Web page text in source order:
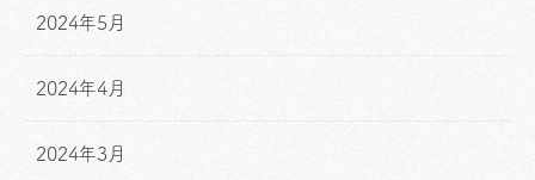
2024年5月
2024年4月
2024年3月